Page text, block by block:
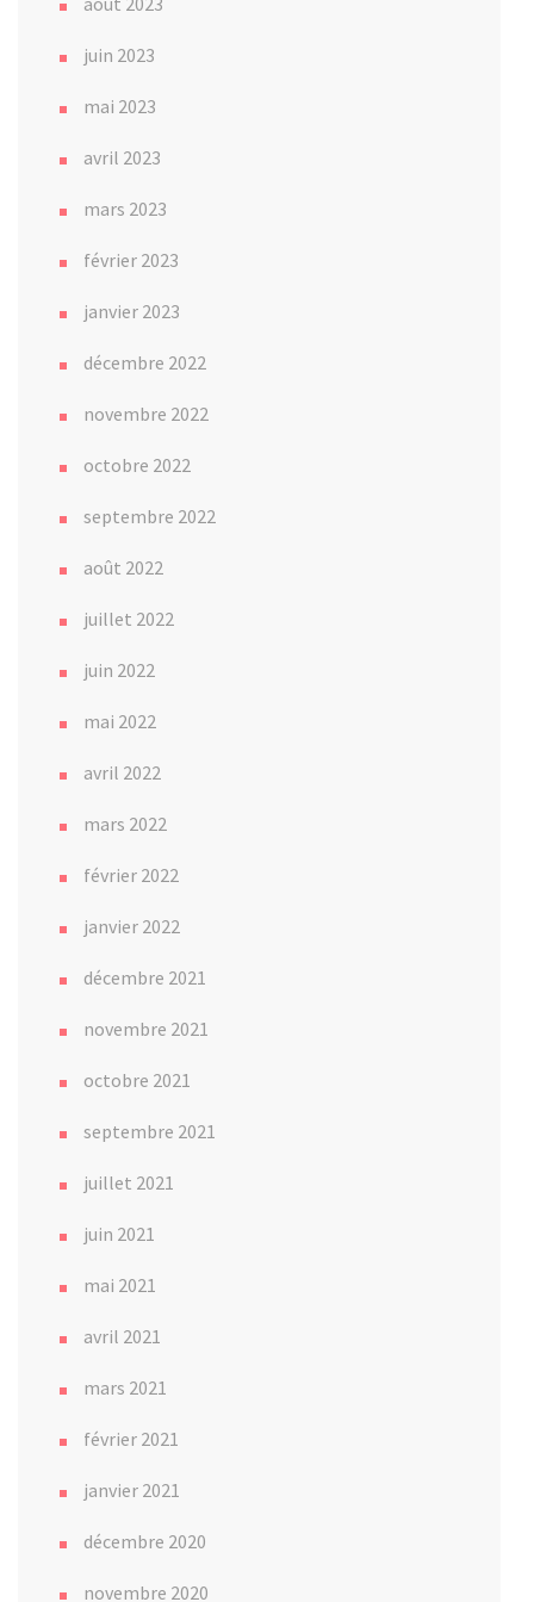
juin 2023
mai 2023
avril 2023
mars 2023
février 2023
janvier 2023
décembre 2022
novembre 2022
octobre 2022
septembre 2022
août 2022
juillet 2022
juin 2022
mai 2022
avril 2022
mars 2022
février 2022
janvier 2022
décembre 2021
novembre 2021
octobre 2021
septembre 2021
juillet 2021
juin 2021
mai 2021
avril 2021
mars 2021
février 2021
janvier 2021
décembre 2020
novembre 2020